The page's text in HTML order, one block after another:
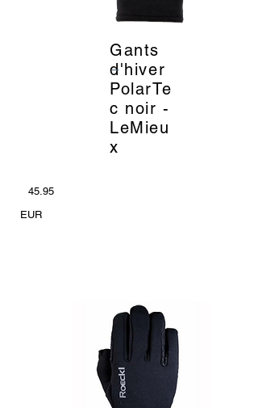
Gants
d'hiver
PolarTe
c noir -
LeMieu
x
_
45.95
EUR